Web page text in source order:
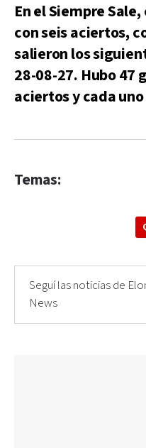
En el Siempre
con seis aciertos,
salieron los
28-08-27. Hubo 47
aciertos y cada
Temas:
Seguí las noticias de
News